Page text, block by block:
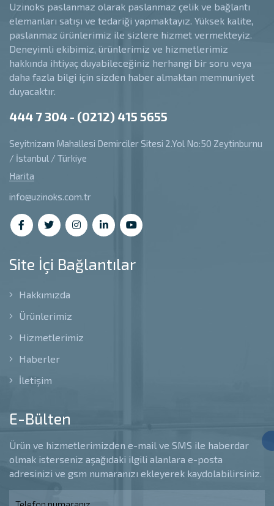
Uzinoks paslanmaz olarak paslanmaz çelik ve bağlantı
elemanları satışı ve tedariği yapmaktayız. Yüksek kalite,
paslanmaz ürünlerimiz ile sizlere hizmet vermekteyiz.
Deneyimli ekibimiz, ürünlerimiz ve hizmetlerimiz
hakkında ihtiyaç duyabileceğiniz herhangi bir soru veya
daha fazla bilgi için sizden haber almaktan memnuniyet
duyacaktır.
444 7 304 - (0212) 415 5655
Seyitnizam Mahallesi Demirciler Sitesi 2.Yol No:50 Zeytinburnu
/ İstanbul / Türkiye
Harita
info@uzinoks.com.tr
Site İçi Bağlantılar
Hakkımızda
Ürünlerimiz
Hizmetlerimiz
Haberler
İletişim
E-Bülten
Ürün ve hizmetlerimizden e-mail ve SMS ile haberdar
olmak isterseniz aşağıdaki ilgili alanlara e-posta
adresinizi ve gsm numaranızı ekleyerek kaydolabilirsiniz.